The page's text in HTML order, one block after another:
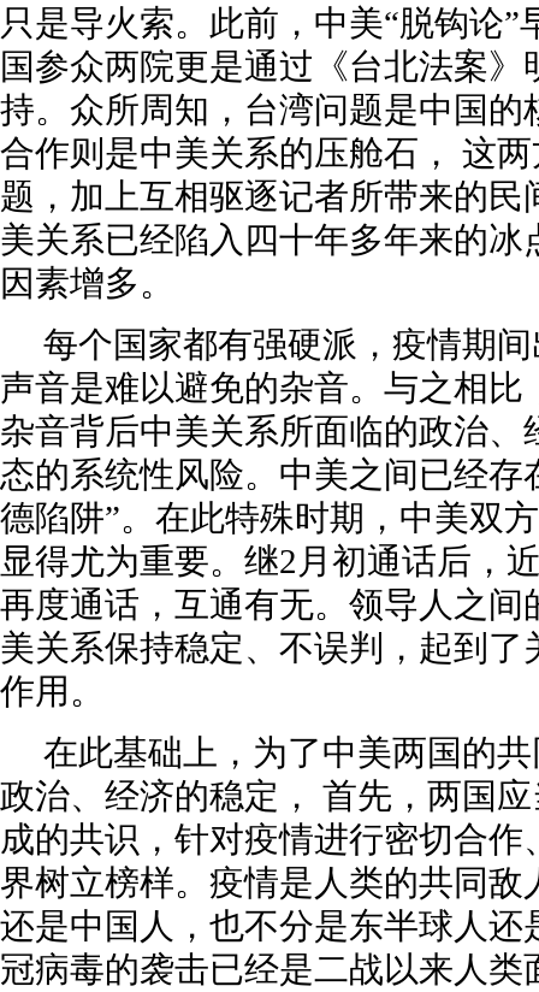
只是导火索。此前，中美“脱钩论”
国参众两院更是通过《台北法案
持。众所周知，台湾问题是中国的
合作则是中美关系的压舱石， 这
题，加上互相驱逐记者所带来的民
美关系已经陷入四十年多年来的冰
因素增多。
每个国家都有强硬派，疫情期
声音是难以避免的杂音。与之相比
杂音背后中美关系所面临的政治、
态的系统性风险。中美之间已经存
德陷阱”。在此特殊时期，中美双
显得尤为重要。继2月初通话后，
再度通话，互通有无。领导人之间
美关系保持稳定、不误判，起到了
作用。
在此基础上，为了中美两国的
政治、经济的稳定， 首先，两国
成的共识，针对疫情进行密切合
界树立榜样。疫情是人类的共同敌
还是中国人，也不分是东半球人还
冠病毒的袭击已经是二战以来人类